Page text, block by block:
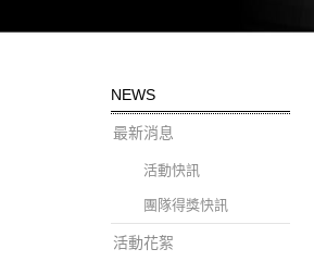
NEWS
最新消息
活動快訊
團隊得獎快訊
活動花絮